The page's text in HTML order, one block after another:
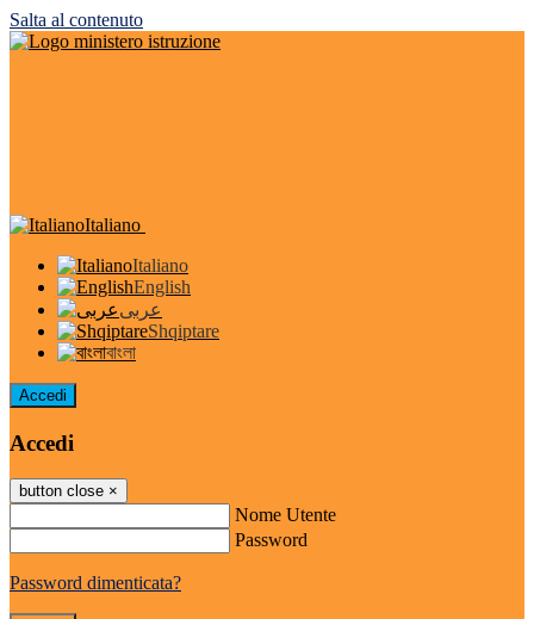
Salta al contenuto
Italiano
Italiano
English
عربى
Shqiptare
বাংলা
Accedi
Accedi
button close ×
Nome Utente
Password
Password dimenticata?